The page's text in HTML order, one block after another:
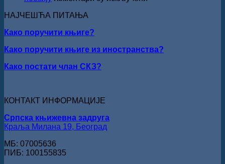
Кирилов
НАЈЧЕШЋА ПИТАЊА
Како поручити књиге?
Како поручити књиге из иностранства?
Како постати члан СКЗ?
КОНТАКТ ИНФОРМАЦИЈЕ
Српска књижевна задруга
Краља Милана 19, Београд
МБ: 07005636
ПИБ: 100155835